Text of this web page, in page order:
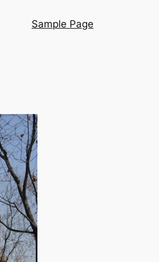
Sample Page